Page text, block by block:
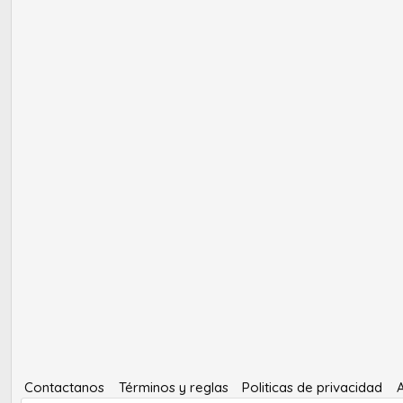
Contactanos Términos y reglas Politicas de privacidad